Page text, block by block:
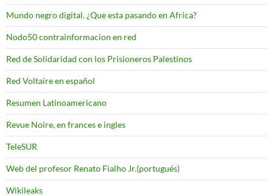
Mundo negro digital. ¿Que esta pasando en Africa?
Nodo50 contrainformacion en red
Red de Solidaridad con los Prisioneros Palestinos
Red Voltaire en español
Resumen Latinoamericano
Revue Noire, en frances e ingles
TeleSUR
Web del profesor Renato Fialho Jr.(portugués)
Wikileaks